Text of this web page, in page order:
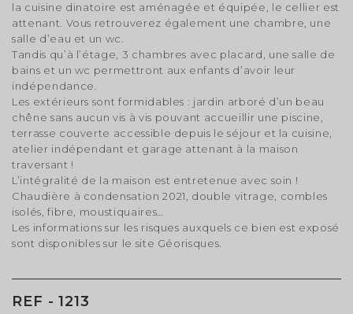
la cuisine dinatoire est aménagée et équipée, le cellier est
attenant. Vous retrouverez également une chambre, une
salle d’eau et un wc.
Tandis qu’à l’étage, 3 chambres avec placard, une salle de
bains et un wc permettront aux enfants d’avoir leur
indépendance.
Les extérieurs sont formidables : jardin arboré d’un beau
chêne sans aucun vis à vis pouvant accueillir une piscine,
terrasse couverte accessible depuis le séjour et la cuisine,
atelier indépendant et garage attenant à la maison
traversant !
L’intégralité de la maison est entretenue avec soin !
Chaudière à condensation 2021, double vitrage, combles
isolés, fibre, moustiquaires…
Les informations sur les risques auxquels ce bien est exposé
sont disponibles sur le site Géorisques.
REF - 1213